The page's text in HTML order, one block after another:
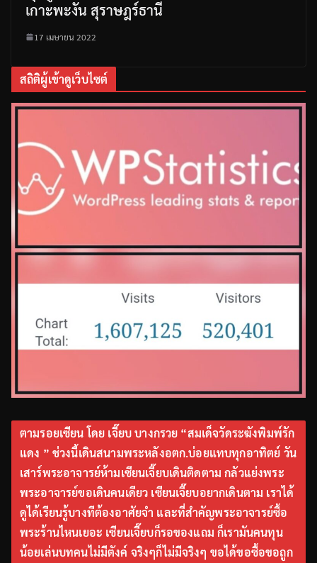
เกาะพะงัน สุราษฎร์ธานี
17 เมษายน 2022
สถิติผู้เข้าดูเว็บไซต์
ตามรอยเซียน โดย เจี๊ยบ บางกรวย “สมเด็จวัดระฆังพิมพ์รัก
แดง ” ช่วงนี้เดินสนามพระหลังอตก.บ่อยแทบทุกอาทิตย์ วัน
เสาร์พระอาจารย์ห้ามเซียนเจี๊ยบเดินติดตาม กลัวแย่งพระ
พระอาจารย์ขอเดินคนเดียว เซียนเจี๊ยบอยากเดินตาม เราได้
ดูได้เรียนรู้บางทีต้องอาศัยจำ และที่สำคัญพระอาจารย์ซื้อ
พระร้านไหนเยอะ เซียนเจี๊ยบก็รอของแถม ก็เรามันคนทุน
น้อยเล่นบทคนไม่มีตังค์ จริงๆก็ไม่มีจริงๆ ขอได้ขอซื้อขอถูก